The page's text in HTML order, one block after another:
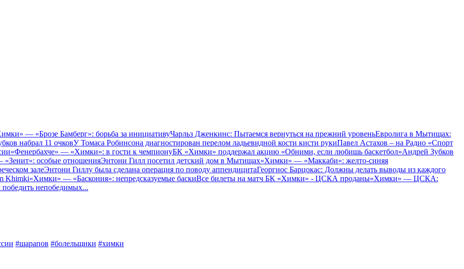
— «Брозе Бамберг»: борьба за инициативуЧарльз Дженкинс: Пытаемся вернуться на прежний уровеньЕвролига в Мытищах:
набрал 11 очковУ Томаса Робинсона диагностирован перелом ладьевидной кости кисти рукиПавел Астахов – на Радио «Спорт
«Фенербахче» — «Химки»: в гости к чемпионуБК «Химки» поддержал акцию «Обними, если любишь баскетбол»Андрей Зубков
особые отношенияЭнтони Гилл посетил детский дом в Мытищах«Химки» — «Маккаби»: желто-синяя
залеЭнтони Гиллу была сделана операция по поводу аппендицитаГеоргиос Барцокас: Должны делать выводы из каждого
Khimki«Химки» — «Баскония»: непредсказуемые баскиВсе билеты на матч БК «Химки» - ЦСКА проданы«Химки» — ЦСКА:
непобедимых...
#шарапов #болельщики #химки